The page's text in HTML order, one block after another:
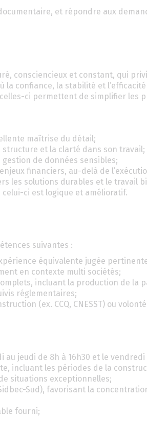
et répondre aux
consciencieux et constant, qui
confiance, la stabilité et
ci permettent de simplifier les
maîtrise du détail;
et la clarté dans son travail;
de données sensibles;
financiers, au-delà de
les solutions durables et le travail
ci est logique et amélioratif.
suivantes :
équivalente jugée
en contexte multi sociétés;
incluant la production de la
réglementaires;
(ex. CCQ, CNESST) ou
jeudi de 8h à 16h30 et le vendredi
incluant les périodes de la
situations exceptionnelles;
Sud), favorisant la
fourni;